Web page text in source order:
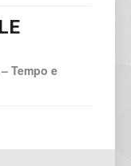
Tempo e